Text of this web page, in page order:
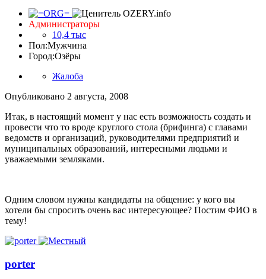
Администраторы
10,4 тыс
Пол:Мужчина
Город:Озёры
Жалоба
Опубликовано 2 августа, 2008
Итак, в настоящий момент у нас есть возможность создать и
провести что то вроде круглого стола (брифинга) с главами
ведомств и организаций, руководителями предприятий и
муниципальных образований, интересными людьми и
уважаемыми земляками.
Одним словом нужны кандидаты на общение: у кого вы
хотели бы спросить очень вас интересующее? Постим ФИО в
тему!
porter